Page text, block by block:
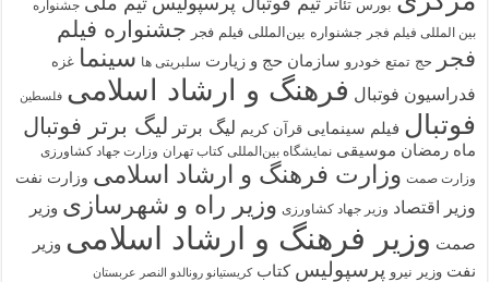
بورس تئاتر
جشنواره
بین المللی فیلم فجر جشنواره بین‌المللی فیلم فجر جشنواره فیلم
فجر
حج تمتع خودرو سازمان حج و زیارت سلبریتی ها سینما غزه
فدراسیون فوتبال فرهنگ و ارشاد اسلامی فلسطین
فوتبال فیلم سینمایی قرآن کریم لیگ برتر لیگ برتر فوتبال
ماه رمضان موسیقی نمایشگاه بین‌المللی کتاب تهران وزارت جهاد کشاورزی
وزارت صمت وزارت فرهنگ و ارشاد اسلامی وزارت نفت
وزیر اقتصاد وزیر جهاد کشاورزی وزیر راه و شهرسازی وزیر
صمت وزیر فرهنگ و ارشاد اسلامی وزیر
نفت وزیر نیرو پرسپولیس کتاب کریستیانو رونالدو النصر عربستان